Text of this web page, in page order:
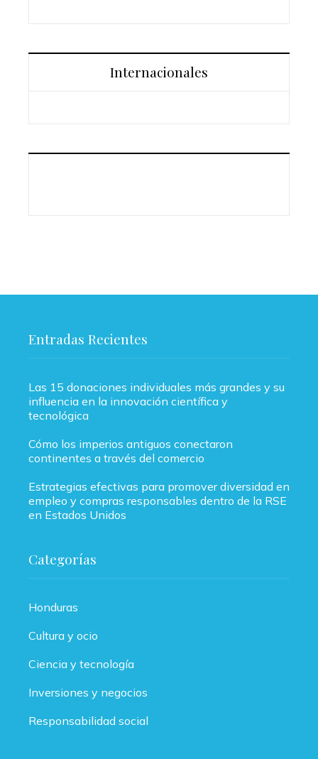
Internacionales
Entradas Recientes
Las 15 donaciones individuales más grandes y su
influencia en la innovación científica y
tecnológica
Cómo los imperios antiguos conectaron
continentes a través del comercio
Estrategias efectivas para promover diversidad en
empleo y compras responsables dentro de la RSE
en Estados Unidos
Categorías
Honduras
Cultura y ocio
Ciencia y tecnología
Inversiones y negocios
Responsabilidad social